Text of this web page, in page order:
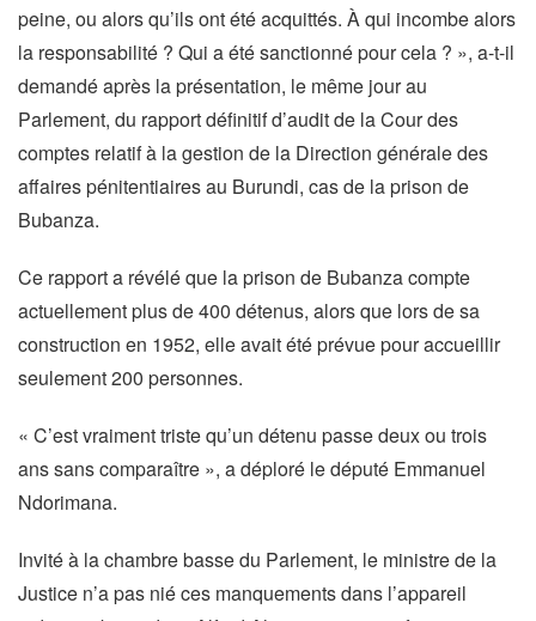
peine, ou alors qu’ils ont été acquittés. À qui incombe alors
la responsabilité ? Qui a été sanctionné pour cela ? », a-t-il
demandé après la présentation, le même jour au
Parlement, du rapport définitif d’audit de la Cour des
comptes relatif à la gestion de la Direction générale des
affaires pénitentiaires au Burundi, cas de la prison de
Bubanza.
Ce rapport a révélé que la prison de Bubanza compte
actuellement plus de 400 détenus, alors que lors de sa
construction en 1952, elle avait été prévue pour accueillir
seulement 200 personnes.
« C’est vraiment triste qu’un détenu passe deux ou trois
ans sans comparaître », a déploré le député Emmanuel
Ndorimana.
Invité à la chambre basse du Parlement, le ministre de la
Justice n’a pas nié ces manquements dans l’appareil